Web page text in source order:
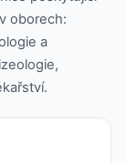
oborech:
a